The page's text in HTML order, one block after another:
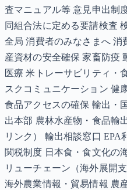
査マニュアル等 意見申出制
同組合法に定める要請検査
全局 消費者のみなさまへ 消
産資材の安全確保 家畜防疫
医療 米トレーサビリティ・
スクコミュニケーション 健
食品アクセスの確保 輸出・
出本部 農林水産物・食品輸
リンク） 輸出相談窓口 EPA
関税制度 日本食・食文化の
リューチェーン（海外展開
海外農業情報・貿易情報 農